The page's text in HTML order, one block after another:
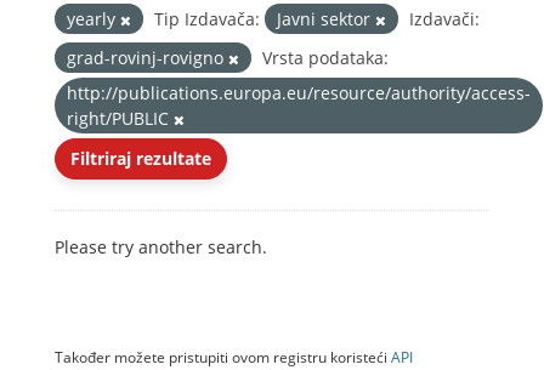
yearly
Tip Izdavača: Javni sektor
Izdavači:
grad-rovinj-rovigno
Vrsta podataka:
http://publications.europa.eu/resource/authority/access-
right/PUBLIC
Filtriraj rezultate
Please try another search.
Također možete pristupiti ovom registru koristeći API